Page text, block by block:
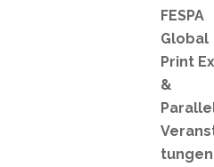
FESPA
Global
Print
&
tungen